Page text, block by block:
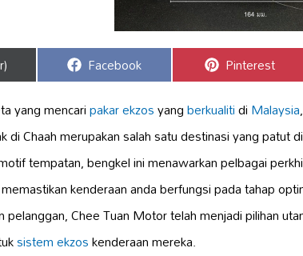
Share
on
Facebook Share
on
Pinterest
yang mencaripakar ekzosyangberkualitidiMalaysia
di Chaah merupakan salah satu destinasi yang patut
tempatan, bengkel ini menawarkan pelbagai
kenderaan anda berfungsi pada tahap
pelanggan, Chee Tuan Motor telah menjadi pilihan
sistem ekzoskenderaan mereka.